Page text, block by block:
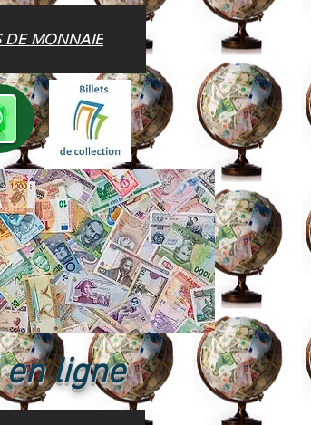
DE MONNAIE
ligne